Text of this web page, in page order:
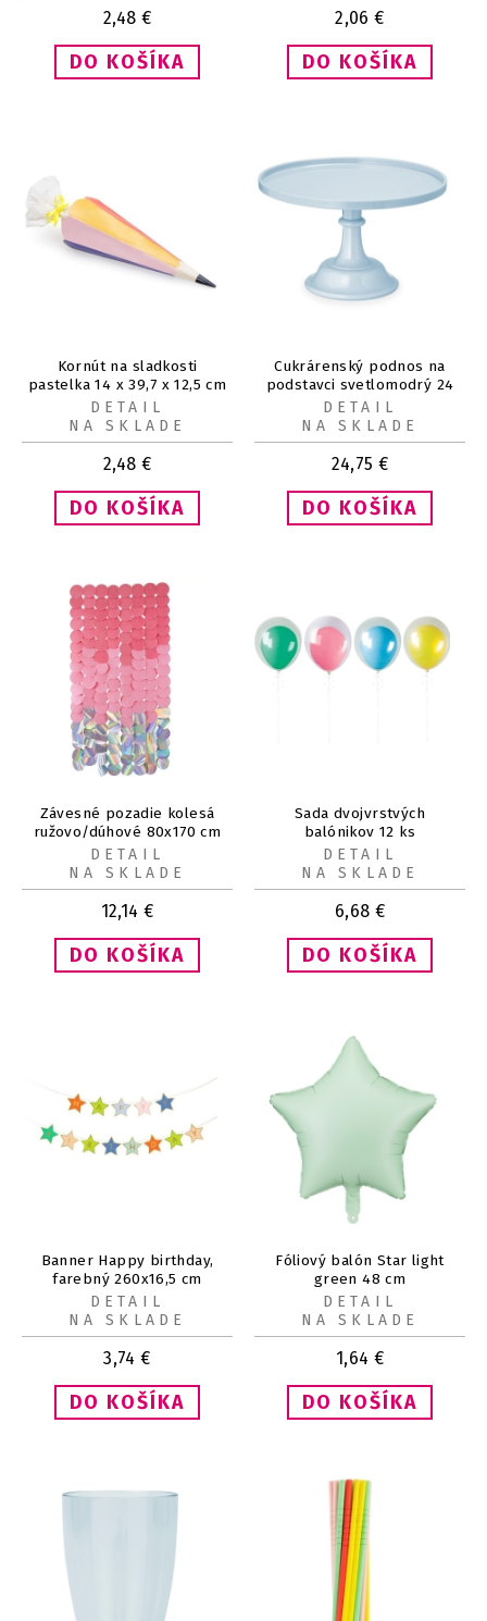
2,48 € 2,06 €
Kornút na sladkosti
pastelka 14 x 39,7 x 12,5 cm
2,48 €
DETAIL
NA SKLADE
Cukrárenský podnos na
podstavci svetlomodrý 24
cm
24,75 €
DETAIL
NA SKLADE
Závesné pozadie kolesá
ružovo/dúhové 80x170 cm
12,14 €
DETAIL
NA SKLADE
Sada dvojvrstvých
balónikov 12 ks
6,68 €
DETAIL
NA SKLADE
Banner Happy birthday,
farebný 260x16,5 cm
3,74 €
DETAIL
NA SKLADE
Fóliový balón Star light
green 48 cm
1,64 €
DETAIL
NA SKLADE